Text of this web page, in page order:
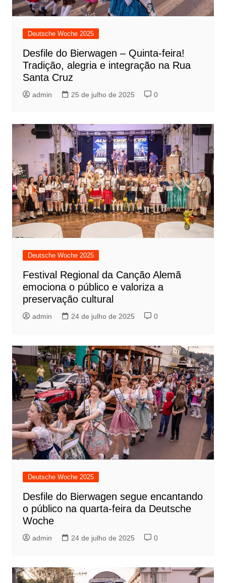
Deutsche Woche 2025
Desfile do Bierwagen – Quinta-feira!
Tradição, alegria e integração na Rua
Santa Cruz
admin 25 de julho de 2025 0
Deutsche Woche 2025
Festival Regional da Canção Alemã
emociona o público e valoriza a
preservação cultural
admin 24 de julho de 2025 0
Deutsche Woche 2025
Desfile do Bierwagen segue encantando
o público na quarta-feira da Deutsche
Woche
admin 24 de julho de 2025 0